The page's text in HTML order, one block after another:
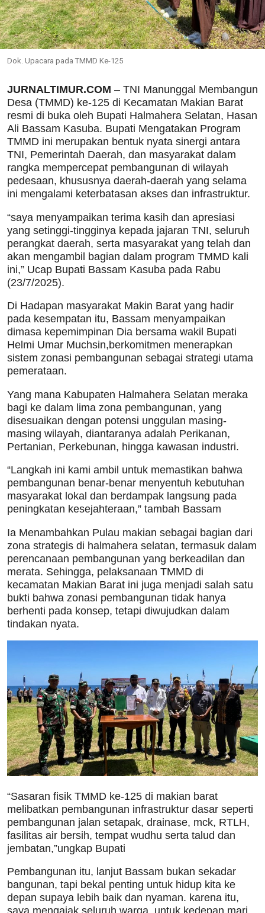
Dok. Upacara pada TMMD Ke-125
JURNALTIMUR.COM – TNI Manunggal Membangun
Desa (TMMD) ke-125 di Kecamatan Makian Barat
resmi di buka oleh Bupati Halmahera Selatan, Hasan
Ali Bassam Kasuba. Bupati Mengatakan Program
TMMD ini merupakan bentuk nyata sinergi antara
TNI, Pemerintah Daerah, dan masyarakat dalam
rangka mempercepat pembangunan di wilayah
pedesaan, khususnya daerah-daerah yang selama
ini mengalami keterbatasan akses dan infrastruktur.
“saya menyampaikan terima kasih dan apresiasi
yang setinggi-tingginya kepada jajaran TNI, seluruh
perangkat daerah, serta masyarakat yang telah dan
akan mengambil bagian dalam program TMMD kali
ini,” Ucap Bupati Bassam Kasuba pada Rabu
(23/7/2025).
Di Hadapan masyarakat Makin Barat yang hadir
pada kesempatan itu, Bassam menyampaikan
dimasa kepemimpinan Dia bersama wakil Bupati
Helmi Umar Muchsin,berkomitmen menerapkan
sistem zonasi pembangunan sebagai strategi utama
pemerataan.
Yang mana Kabupaten Halmahera Selatan meraka
bagi ke dalam lima zona pembangunan, yang
disesuaikan dengan potensi unggulan masing-
masing wilayah, diantaranya adalah Perikanan,
Pertanian, Perkebunan, hingga kawasan industri.
“Langkah ini kami ambil untuk memastikan bahwa
pembangunan benar-benar menyentuh kebutuhan
masyarakat lokal dan berdampak langsung pada
peningkatan kesejahteraan,” tambah Bassam
Ia Menambahkan Pulau makian sebagai bagian dari
zona strategis di halmahera selatan, termasuk dalam
perencanaan pembangunan yang berkeadilan dan
merata. Sehingga, pelaksanaan TMMD di
kecamatan Makian Barat ini juga menjadi salah satu
bukti bahwa zonasi pembangunan tidak hanya
berhenti pada konsep, tetapi diwujudkan dalam
tindakan nyata.
“Sasaran fisik TMMD ke-125 di makian barat
melibatkan pembangunan infrastruktur dasar seperti
pembangunan jalan setapak, drainase, mck, RTLH,
fasilitas air bersih, tempat wudhu serta talud dan
jembatan,”ungkap Bupati
Pembangunan itu, lanjut Bassam bukan sekadar
bangunan, tapi bekal penting untuk hidup kita ke
depan supaya lebih baik dan nyaman. karena itu,